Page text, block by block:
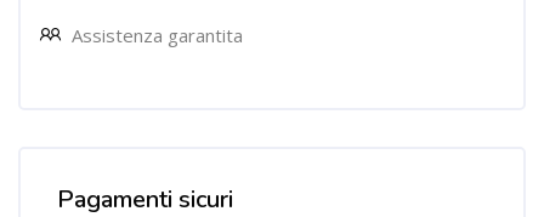
Assistenza garantita
Pagamenti sicuri